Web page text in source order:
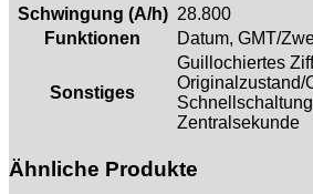
Schwingung (A/h) 28.800
Funktionen
Datum, GMT/
Sonstiges
Guillochiertes
Originalzustand/
Zentralsekunde
Ähnliche Produkte